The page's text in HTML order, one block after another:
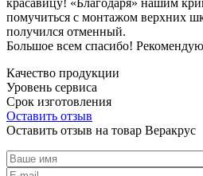
помучиться с монтажом верхних
получился отменный.
Большое всем спасибо!
Качество продукции
Уровень сервиса
Срок изготовления
Оставить отзыв
Оставить отзыв на товар Веракрус